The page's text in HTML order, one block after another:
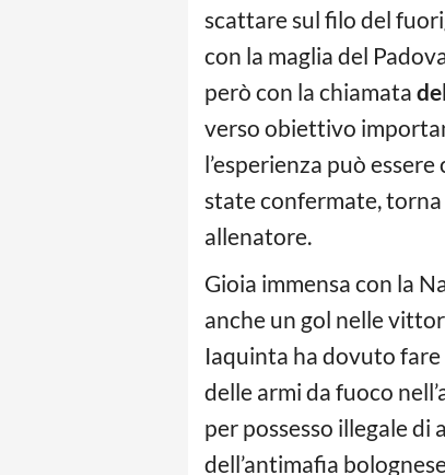
scattare sul filo del
con la maglia del
però con la chiamata
verso obiettivo
l’esperienza può
state confermate,
allenatore.
Gioia immensa con la
anche un gol nelle
Iaquinta ha dovuto
delle armi da fuoco
per possesso illegale
dell’antimafia